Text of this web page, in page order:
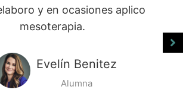
y en estos momentos ya
hasta imparto cursos.
Carlos Torres
Alumna